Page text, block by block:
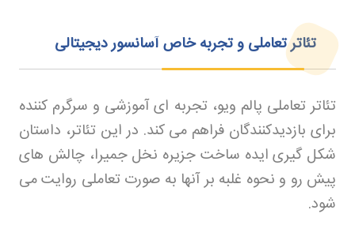
تئاتر تعاملی و تجربه خاص آسانسور دیجیتالی
تئاتر تعاملی پالم ویو، تجربه ای آموزشی و سرگرم کننده
برای بازدیدکنندگان فراهم می کند. در این تئاتر، داستان
شکل گیری ایده ساخت جزیره نخل جمیرا، چالش های
پیش رو و نحوه غلبه بر آنها به صورت تعاملی روایت می
شود.